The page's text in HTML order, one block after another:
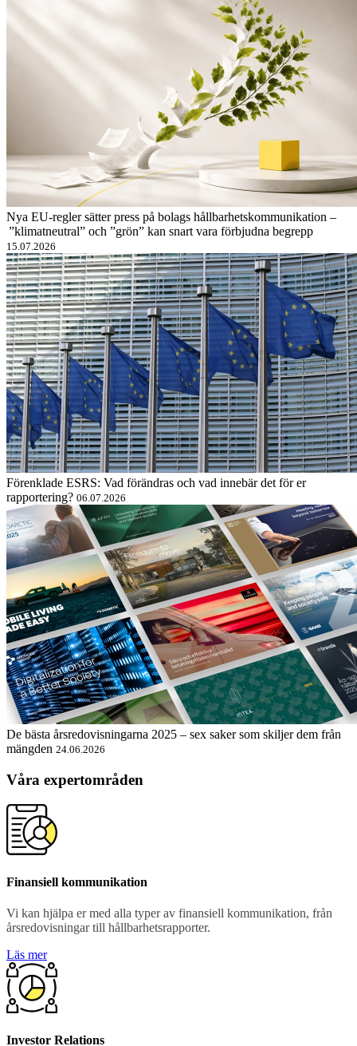
Nya EU-regler sätter press på bolags hållbarhetskommunikation –
”klimatneutral” och ”grön” kan snart vara förbjudna begrepp
15.07.2026
Förenklade ESRS: Vad förändras och vad innebär det för er
rapportering? 06.07.2026
De bästa årsredovisningarna 2025 – sex saker som skiljer dem från
mängden 24.06.2026
Våra expertområden
Finansiell kommunikation
Vi kan hjälpa er med alla typer av finansiell kommunikation, från
årsredovisningar till hållbarhetsrapporter.
Läs mer
Investor Relations